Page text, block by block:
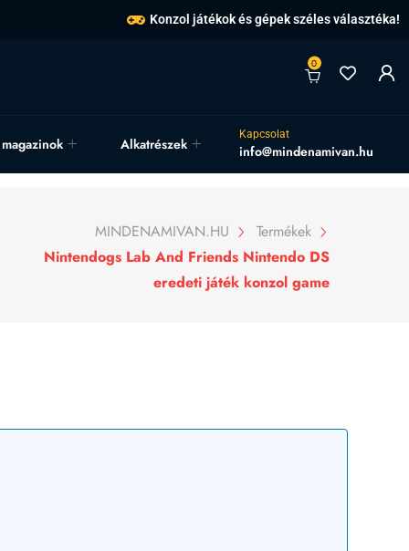
Konzol játékok és gépek széles választéka!
0
Alkatrészek
Kapcsolat
info@mindenamivan.hu
MINDENAMIVAN.HU
Termékek
Nintendogs Lab And Friends Nintendo DS
eredeti játék konzol game